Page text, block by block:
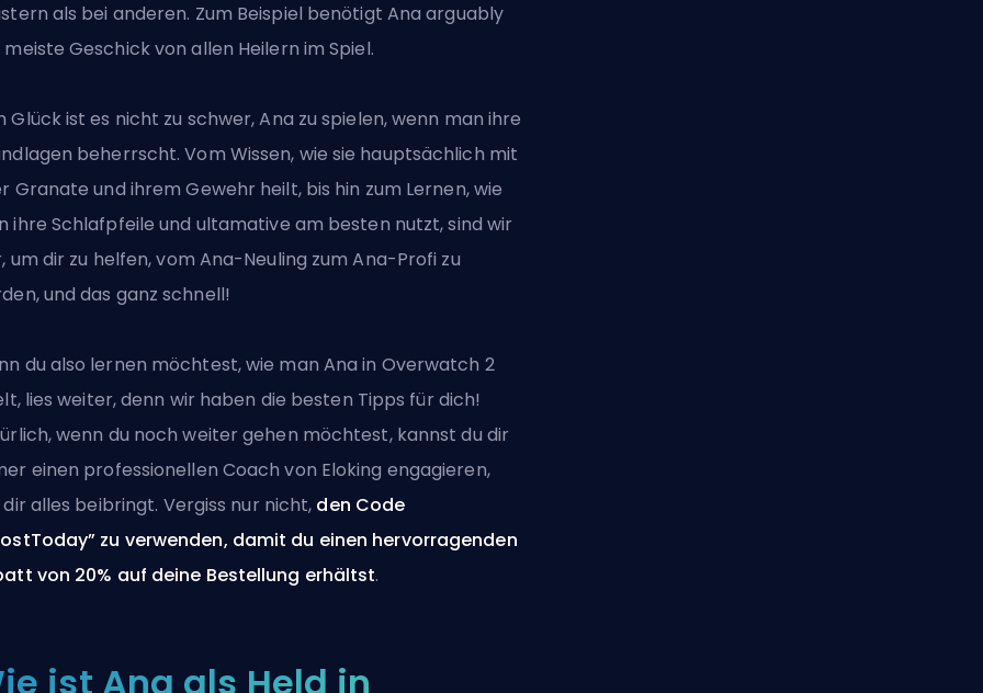
als bei anderen. Zum Beispiel benötigt Ana arguably
meiste Geschick von allen Heilern im Spiel.
Glück ist es nicht zu schwer, Ana zu spielen, wenn man ihre
beherrscht. Vom Wissen, wie sie hauptsächlich mit
Granate und ihrem Gewehr heilt, bis hin zum Lernen, wie
ihre Schlafpfeile und ultamative am besten nutzt, sind wir
um dir zu helfen, vom Ana-Neuling zum Ana-Profi zu
und das ganz schnell!
du also lernen möchtest, wie man Ana in Overwatch 2
lies weiter, denn wir haben die besten Tipps für dich!
wenn du noch weiter gehen möchtest, kannst du dir
einen professionellen Coach von Eloking engagieren,
alles beibringt. Vergiss nur nicht, den Code
zu verwenden, damit du einen hervorragenden
von 20% auf deine Bestellung erhältst.
ist Ana als Held in